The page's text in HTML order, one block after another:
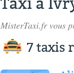
Taxi à
MisterTaxi.fr vous
7 taxis